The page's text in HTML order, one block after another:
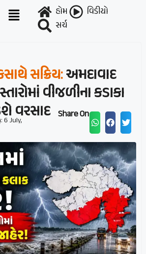
હોમ
વિડીયો
સર્ચ
સક્રિય:અમદાવાદ
વીજળીના કડાકા
વરસાદ
6 July,
Share On :